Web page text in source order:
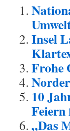
Insel
Frohe
10
„Das